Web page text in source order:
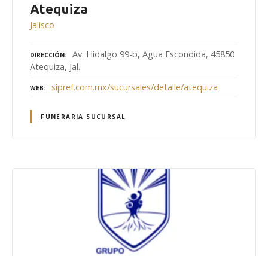
Atequiza
Jalisco
DIRECCIÓN
Av. Hidalgo 99-b, Agua Escondida, 45850
Atequiza, Jal.
WEB sipref.com.mx/sucursales/detalle/atequiza
FUNERARIA SUCURSAL